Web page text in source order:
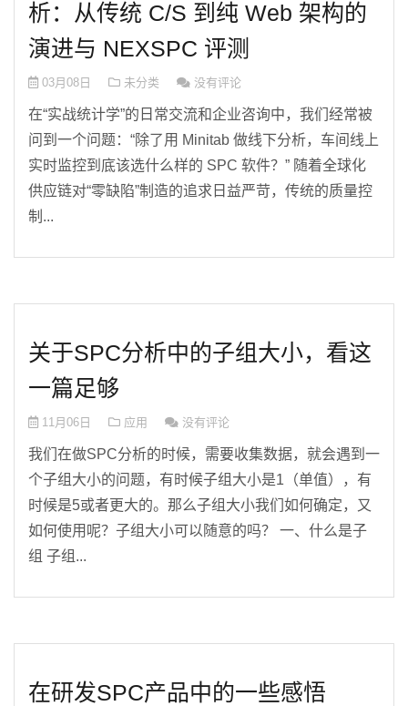
析：从传统 C/S 到纯 Web 架构的
演进与 NEXSPC 评测
03月08日 未分类 没有评论
在“实战统计学”的日常交流和企业咨询中，我们经常被
问到一个问题：“除了用 Minitab 做线下分析，车间线上
实时监控到底该选什么样的 SPC 软件？” 随着全球化
供应链对“零缺陷”制造的追求日益严苛，传统的质量控
制...
关于SPC分析中的子组大小，看这
一篇足够
11月06日 应用 没有评论
我们在做SPC分析的时候，需要收集数据，就会遇到一
个子组大小的问题，有时候子组大小是1（单值），有
时候是5或者更大的。那么子组大小我们如何确定，又
如何使用呢？子组大小可以随意的吗？ 一、什么是子
组 子组...
在研发SPC产品中的一些感悟